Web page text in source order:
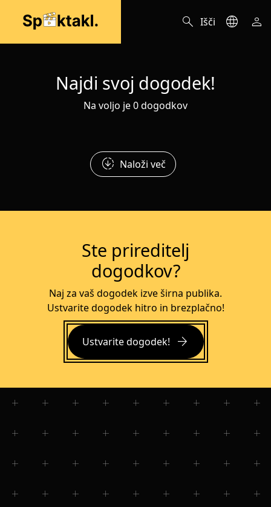
search Išči language person
Najdi svoj dogodek!
Na voljo je 0 dogodkov
downloading Naloži več
Ste prireditelj
dogodkov?
Naj za vaš dogodek izve širna publika.
Ustvarite dogodek hitro in brezplačno!
Ustvarite dogodek! arrow_forward